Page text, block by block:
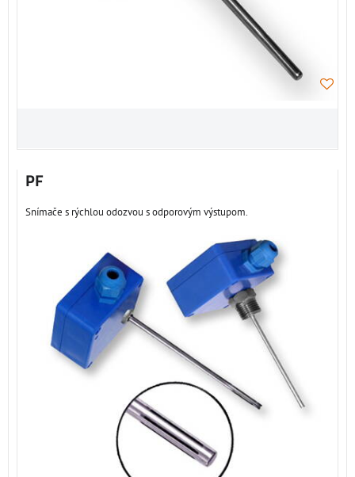
PF
Snímače s rýchlou odozvou s odporovým výstupom.